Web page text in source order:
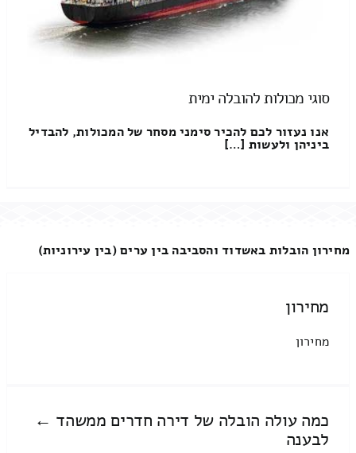
סוגי מכולות להובלה ימית
אנו נעזור לכם להכיר סימני מסחר של המכולות, להבדיל
ביניהן ולעשות […]
מחירון הובלות באשדוד והסביבה בין ערים (בין עירוניות)
מחירון
מחירון
כמה עולה הובלה של דירה חדרים ממשהד ←
לבענה